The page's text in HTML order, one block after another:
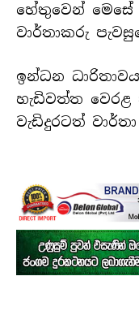
හේතුවෙන්
වාර්තාකරු
ඉන්ධන
හැඩිවත්ත
වැඩිදුරටත්